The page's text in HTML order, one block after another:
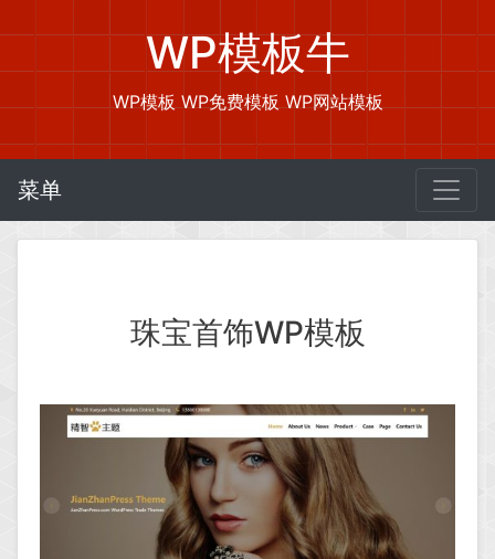
WP模板牛
WP模板 WP免费模板 WP网站模板
菜单
珠宝首饰WP模板